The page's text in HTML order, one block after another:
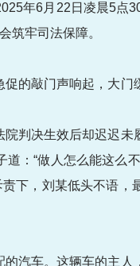
年6月22日凌晨5点
筑牢司法保障。
的敲门声响起，大
判决生效后却迟迟未
：“做人怎么能这么
下，刘某低头不语
汽车。这辆车的主